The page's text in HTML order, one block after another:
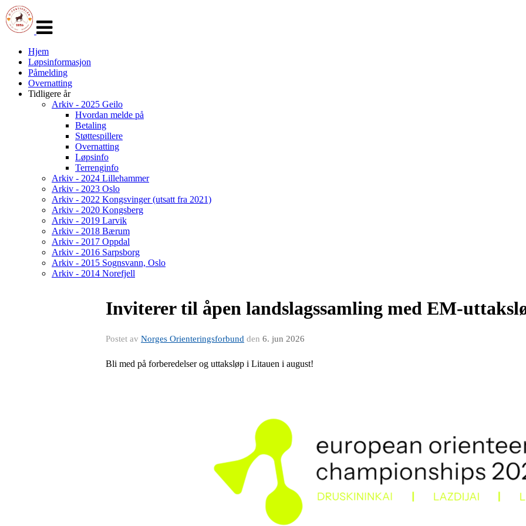
navigasjon
Hjem
Løpsinformasjon
Påmelding
Overnatting
Tidligere år
Arkiv - 2025 Geilo
Hvordan melde på
Betaling
Støttespillere
Overnatting
Løpsinfo
Terrenginfo
Arkiv - 2024 Lillehammer
Arkiv - 2023 Oslo
Arkiv - 2022 Kongsvinger (utsatt fra 2021)
Arkiv - 2020 Kongsberg
Arkiv - 2019 Larvik
Arkiv - 2018 Bærum
Arkiv - 2017 Oppdal
Arkiv - 2016 Sarpsborg
Arkiv - 2015 Sognsvann, Oslo
Arkiv - 2014 Norefjell
Inviterer til åpen landslagssamling med EM-
Postet av Norges Orienteringsforbund den 6. jun 2026
Bli med på forberedelser og uttaksløp i Litauen i august!